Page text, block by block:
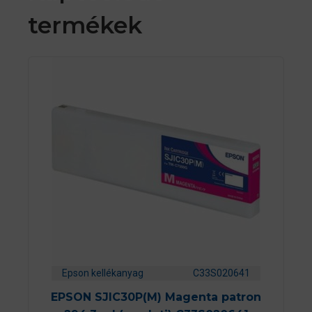
termékek
Epson kellékanyag C33S020641
EPSON SJIC30P(M) Magenta patron